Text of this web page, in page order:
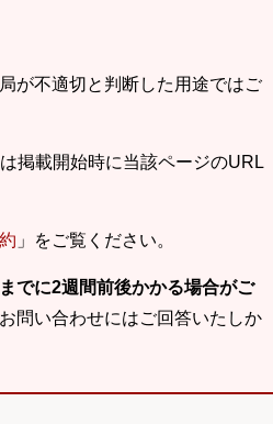
が不適切と判断した用途ではご
掲載開始時に当該ページのURL
」をご覧ください。
でに2週間前後かかる場合がご
問い合わせにはご回答いたしか